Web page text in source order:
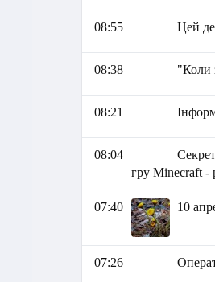
08:55 Цей
08:38 "Коли
08:21
08:04
гру Minecraft -
07:40 10
07:26